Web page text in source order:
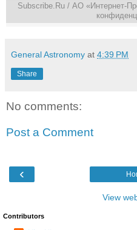
Subscribe.Ru / АО «Интернет-
General Astronomy at 4:39 PM
Share
No comments:
Post a Comment
‹
View
Contributors